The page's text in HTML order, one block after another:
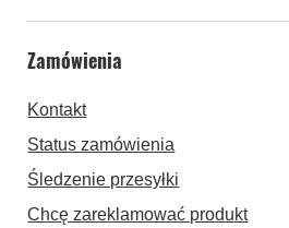
Zamówienia
Kontakt
Status zamówienia
Śledzenie przesyłki
Chcę zareklamować produkt